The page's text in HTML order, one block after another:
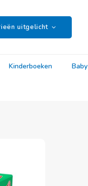
uitgelicht
Kinderboeken Baby